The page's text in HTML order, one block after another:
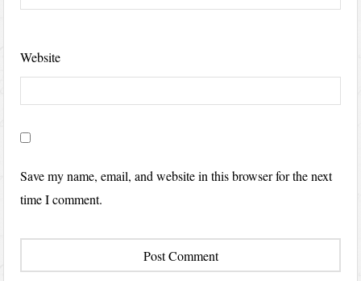
Website
Save my name, email, and website in this browser for the next
time I comment.